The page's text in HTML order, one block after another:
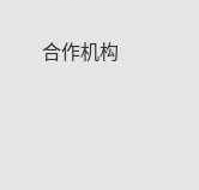
合作机构